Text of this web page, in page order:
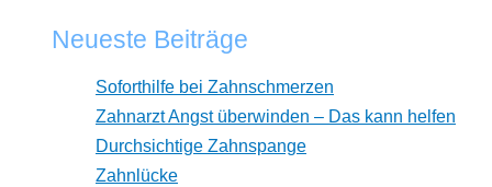
Neueste Beiträge
Soforthilfe bei Zahnschmerzen
Zahnarzt Angst überwinden – Das kann helfen
Durchsichtige Zahnspange
Zahnlücke